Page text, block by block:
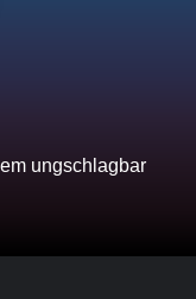
ungschlagbar